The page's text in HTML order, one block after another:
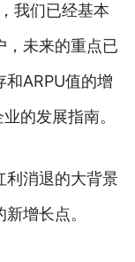
我们已经基本
，未来的重点已
ARPU值的增
的发展指南。
利消退的大背景
增长点。